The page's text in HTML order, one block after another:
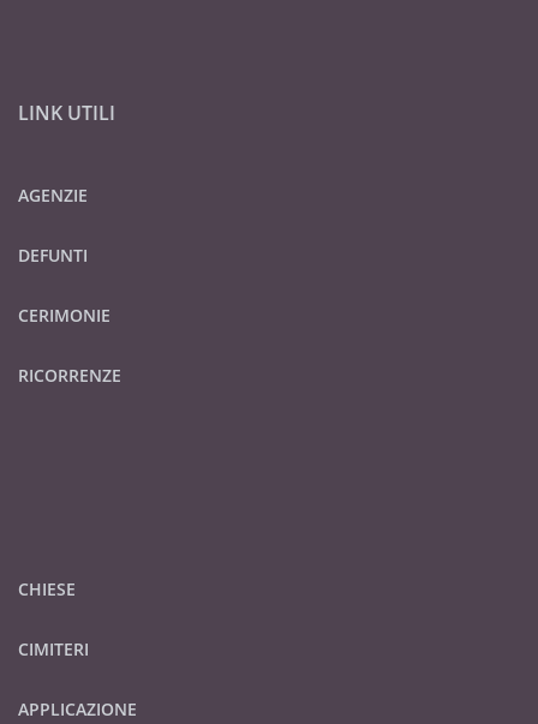
LINK UTILI
AGENZIE
DEFUNTI
CERIMONIE
RICORRENZE
CHIESE
CIMITERI
APPLICAZIONE